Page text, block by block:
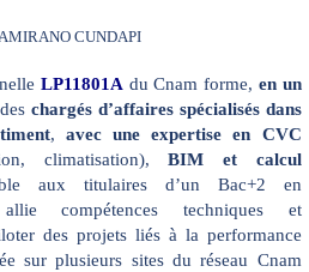
CUNDAPI
LP11801Adu Cnam forme, en un
chargés d’affaires spécialisés dans
, avec une expertise en CVC
climatisation),BIM et calcul
aux titulaires d’un Bac+2 en
compétences techniques et
des projets liés à la performance
sur plusieurs sites du réseau Cnam